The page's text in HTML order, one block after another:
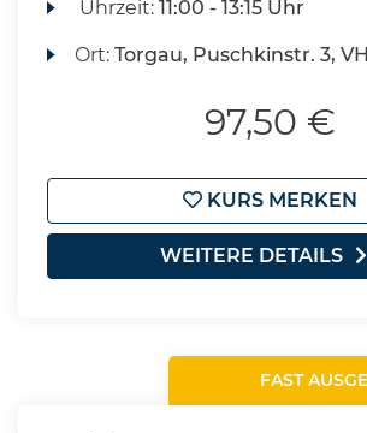
Uhrzeit:11:00 - 13:15 Uhr
Ort:Torgau, Puschkinstr. 3,
97,50 €
KURS MERKEN
WEITERE DETAILS
FAST